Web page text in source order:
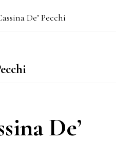
De’ Pecchi
De’